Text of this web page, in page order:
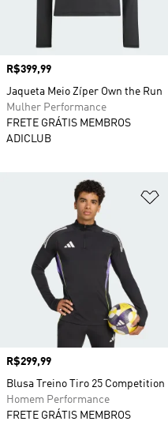
Preço
R$399,99
Jaqueta Meio Zíper Own the Run
Mulher Performance
FRETE GRÁTIS MEMBROS
ADICLUB
Preço
R$299,99
Blusa Treino Tiro 25 Competition
Homem Performance
FRETE GRÁTIS MEMBROS